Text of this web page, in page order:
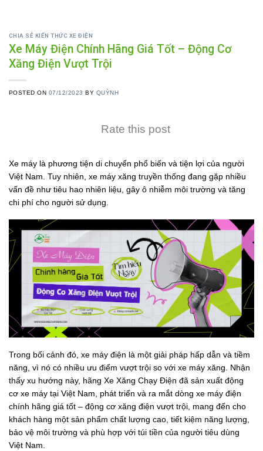
CHIA SẺ KIẾN THỨC XE ĐIỆN
Xe Máy Điện Chính Hãng Giá Tốt – Động Cơ
Xăng Điện Vượt Trội
POSTED ON 07/12/2023 BY QUỲNH
Rate this post
Xe máy là phương tiện di chuyển phổ biến và tiện lợi của người
Việt Nam. Tuy nhiên, xe máy xăng truyền thống đang gặp nhiều
vấn đề như tiêu hao nhiên liệu, gây ô nhiễm môi trường và tăng
chi phí cho người sử dụng.
Trong bối cảnh đó, xe máy điện là một giải pháp hấp dẫn và tiềm
năng, vì nó có nhiều ưu điểm vượt trội so với xe máy xăng. Nhận
thấy xu hướng này, hãng Xe Xăng Chạy Điện đã sản xuất động
cơ xe máy tại Việt Nam, phát triển và ra mắt dòng xe máy điện
chính hãng giá tốt – động cơ xăng điện vượt trội, mang đến cho
khách hàng một sản phẩm chất lượng cao, tiết kiệm năng lượng,
bảo vệ môi trường và phù hợp với túi tiền của người tiêu dùng
Việt Nam.